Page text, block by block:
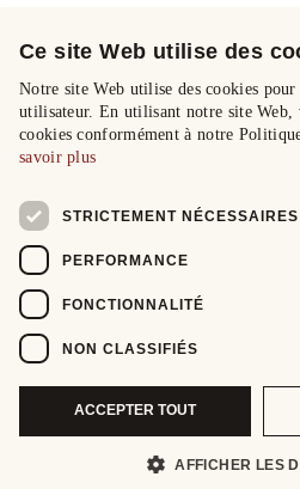
Ce site Web utilise des
Notre site Web utilise des cookies
utilisateur. En utilisant notre site Web,
cookies conformément à notre
savoir plus
STRICTEMENT NÉCESSAIRES
PERFORMANCE
FONCTIONNALITÉ
NON CLASSIFIÉS
ACCEPTER TOUT
AFFICHER LES